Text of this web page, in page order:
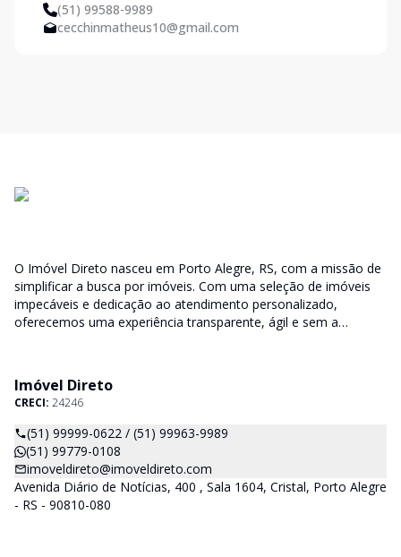
(51) 99588-9989
cecchinmatheus10@gmail.com
O Imóvel Direto nasceu em Porto Alegre, RS, com a missão de
simplificar a busca por imóveis. Com uma seleção de imóveis
impecáveis e dedicação ao atendimento personalizado,
oferecemos uma experiência transparente, ágil e sem a
Imóvel Direto
CRECI: 24246
(51) 99999-0622 / (51) 99963-9989
(51) 99779-0108
imoveldireto@imoveldireto.com
Avenida Diário de Notícias, 400 , Sala 1604, Cristal, Porto Alegre
- RS - 90810-080